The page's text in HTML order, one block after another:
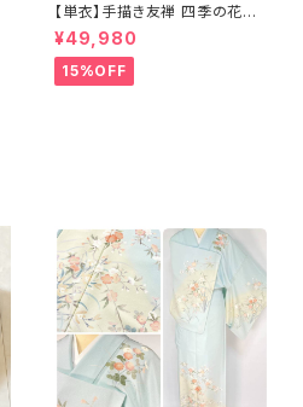
【単衣】手描き友禅 四季の花々
正絹 訪問着 水色 黄緑 白 パス
テルカラー 1431
¥49,980
15%OFF